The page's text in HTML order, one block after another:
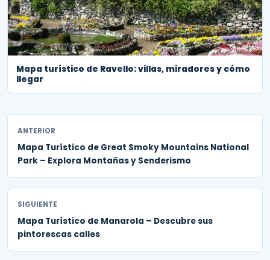
Mapa turístico de Ravello: villas, miradores y cómo
llegar
ANTERIOR
Mapa Turístico de Great Smoky Mountains National
Park – Explora Montañas y Senderismo
SIGUIENTE
Mapa Turístico de Manarola – Descubre sus
pintorescas calles